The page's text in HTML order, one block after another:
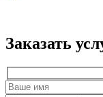
Заказать